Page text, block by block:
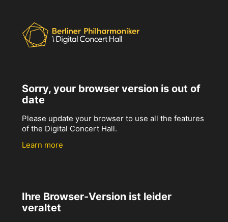
Sorry, your browser version is out of
date
Please update your browser to use all the features
of the Digital Concert Hall.
Learn more
Ihre Browser-Version ist leider
veraltet